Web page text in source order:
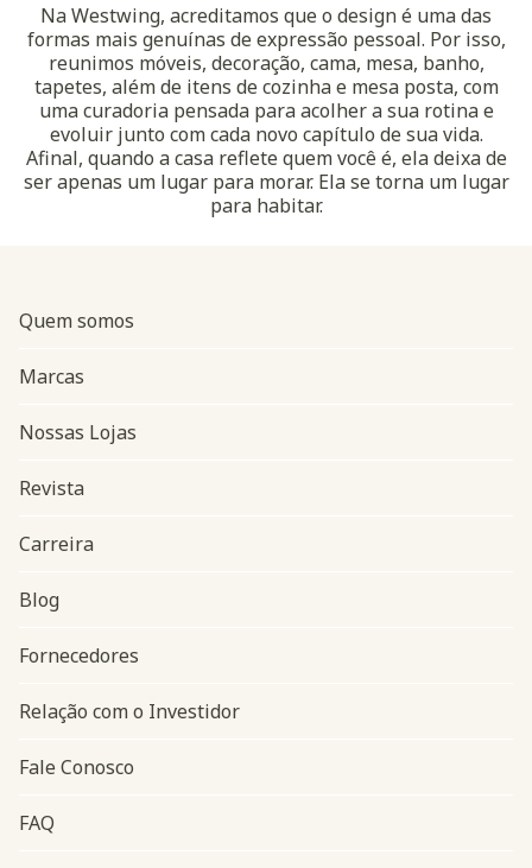
Na Westwing, acreditamos que o design é uma das
formas mais genuínas de expressão pessoal. Por isso,
reunimos móveis, decoração, cama, mesa, banho,
tapetes, além de itens de cozinha e mesa posta, com
uma curadoria pensada para acolher a sua rotina e
evoluir junto com cada novo capítulo de sua vida.
Afinal, quando a casa reflete quem você é, ela deixa de
ser apenas um lugar para morar. Ela se torna um lugar
para habitar.
Navegação do rodapé
Quem somos
Marcas
Nossas Lojas
Revista
Carreira
Blog
Fornecedores
Relação com o Investidor
Fale Conosco
FAQ